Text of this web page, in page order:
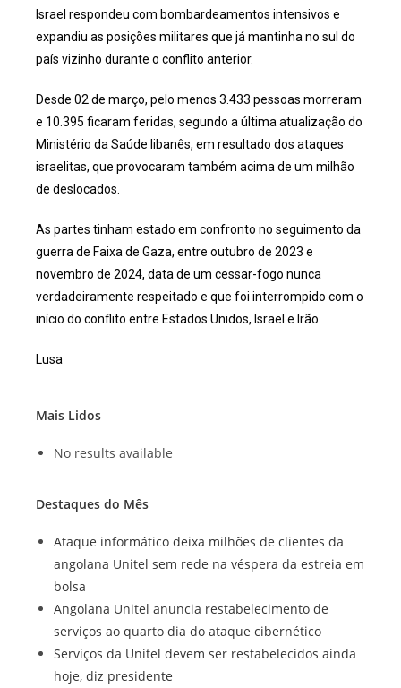
Israel respondeu com bombardeamentos intensivos e
expandiu as posições militares que já mantinha no sul do
país vizinho durante o conflito anterior.
Desde 02 de março, pelo menos 3.433 pessoas morreram
e 10.395 ficaram feridas, segundo a última atualização do
Ministério da Saúde libanês, em resultado dos ataques
israelitas, que provocaram também acima de um milhão
de deslocados.
As partes tinham estado em confronto no seguimento da
guerra de Faixa de Gaza, entre outubro de 2023 e
novembro de 2024, data de um cessar-fogo nunca
verdadeiramente respeitado e que foi interrompido com o
início do conflito entre Estados Unidos, Israel e Irão.
Lusa
Mais Lidos
No results available
Destaques do Mês
Ataque informático deixa milhões de clientes da
angolana Unitel sem rede na véspera da estreia em
bolsa
Angolana Unitel anuncia restabelecimento de
serviços ao quarto dia do ataque cibernético
Serviços da Unitel devem ser restabelecidos ainda
hoje, diz presidente